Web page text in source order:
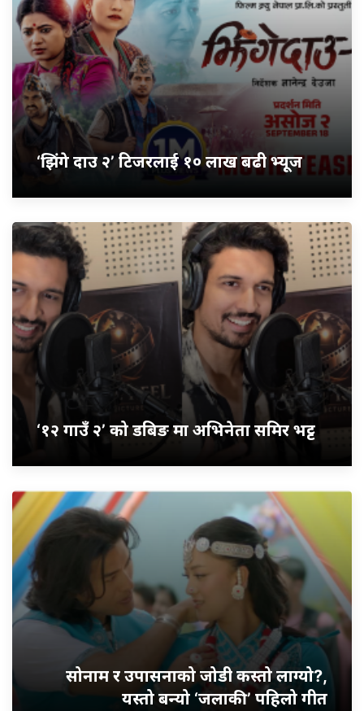
‘झिंगे दाउ २’ टिजरलाई १० लाख बढी भ्यूज
‘१२ गाउँ २’ को डबिङ मा अभिनेता समिर भट्ट
सोनाम र उपासनाको जोडी कस्तो लाग्यो?,
यस्तो बन्यो ‘जलाकी’ पहिलो गीत